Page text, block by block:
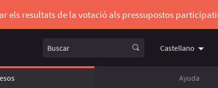
els resultats de la votació als pressupostos
Castellano Triar
Ayuda